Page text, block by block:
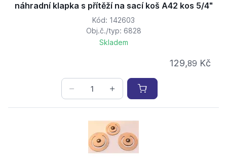
náhradní klapka s přítěží na sací koš A42 kos 5/4"
Kód: 142603
Obj.č./typ: 6828
Skladem
129,89 Kč